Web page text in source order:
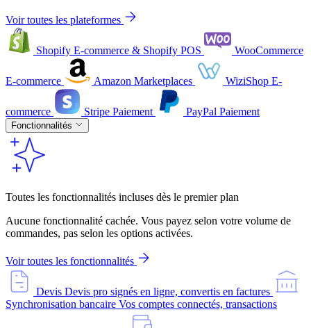
Voir toutes les plateformes
Shopify E-commerce & Shopify POS WooCommerce
E-commerce Amazon Marketplaces WiziShop E-
commerce Stripe Paiement PayPal Paiement
Fonctionnalités
Toutes les fonctionnalités incluses dès le premier plan
Aucune fonctionnalité cachée. Vous payez selon votre volume de
commandes, pas selon les options activées.
Voir toutes les fonctionnalités
Devis Devis pro signés en ligne, convertis en factures
Synchronisation bancaire Vos comptes connectés, transactions